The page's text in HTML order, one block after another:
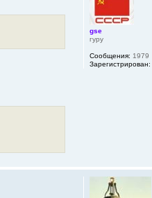
gse
гуру
Сообщения: 1979
Зарегистрирован: